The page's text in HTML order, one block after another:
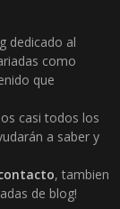
dedicado al
como
que
casi todos los
a saber y
, tambien
de blog!